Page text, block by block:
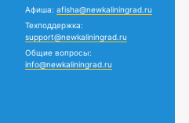
Афиша: afisha@newkaliningrad.ru
Техподдержка:
support@newkaliningrad.ru
Общие вопросы:
info@newkaliningrad.ru